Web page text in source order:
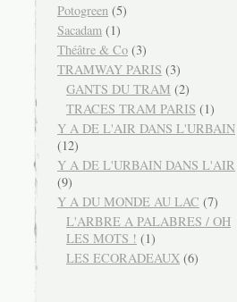
Potogreen (5)
Sacadam (1)
Théâtre & Co (3)
TRAMWAY PARIS (3)
GANTS DU TRAM (2)
TRACES TRAM PARIS (1)
Y A DE L'AIR DANS L'URBAIN
(12)
Y A DE L'URBAIN DANS L'AIR
(9)
Y A DU MONDE AU LAC (7)
L'ARBRE A PALABRES / OH
LES MOTS ! (1)
LES ECORADEAUX (6)